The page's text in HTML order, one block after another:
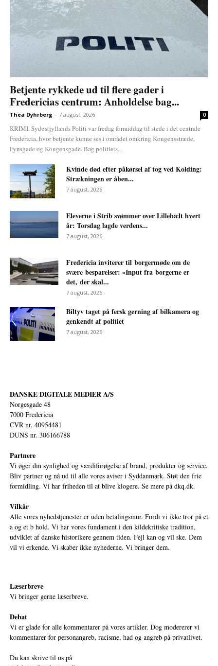
Betjente rykkede ud til flere gader i
Fredericias centrum: Anholdelse bag...
Thea Dyhrberg - 7 august, 2026 0
KRIMI. Sydøstjyllands Politi var fredag formiddag til stede i det centrale
Fredericia, hvor betjente kunne ses i området omkring Kongensstræde,
Fynsgade og Kongensgade. Bag politiets...
Kvinde død efter påkørsel af tog ved Kolding:
Strækningen er åben...
7 august, 2026
Eleverne i Strib svømmer over Lillebælt hvert
år: Torsdag lagde verdens...
7 august, 2026
Fredericia inviterer til borgermøde om de
svære besparelser: »Input fra borgerne er
det, der skal...
7 august, 2026
Biltyv taget på fersk gerning af bilkamera og
genkendt af politiet
7 august, 2026
DANSKE DIGITALE MEDIER A/S
Norgesgade 48
7000 Fredericia
CVR nr. 40954481
DUNS nr. 306166788
Partnere
Vi øger din synlighed og værdiforøgelse af brand, produkter og service.
Bliv partner og nå ud til alle vores aviser i Syddanmark. Støt den frie
formidling. Vi har friheden til at blive klogere. Se mere på dkq.dk.
Vilkår
Alle vores nyhedstjenester er uden betalingsmur. Fordi vi ikke tror på et
a og et b hold. Vi har vores fundament i den kildekritiske tradition,
udviklet af danske historikere gennem tiden. Fejl kan og vil ske. Dem
vil vi erkende. Vi skaber ikke nyhederne. Vi bringer dem.
Læserbreve
Vi bringer gerne læserbreve.
Debat
Vi er glade for alle kommentarer på vores artikler. Dog modererer vi
kommentarer for personangreb, racisme, had og angreb på privatlivet.
Du kan skrive til os på